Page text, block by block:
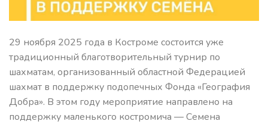
29 ноября 2025 года в Костроме состоится уже
традиционный благотворительный турнир по
шахматам, организованный областной Федерацией
шахмат в поддержку подопечных Фонда «География
Добра». В этом году мероприятие направлено на
поддержку маленького костромича — Семена